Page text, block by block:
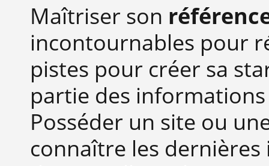
Maîtriser son
incontournables pour
pistes pour créer sa
partie des
Posséder un site ou
connaître les